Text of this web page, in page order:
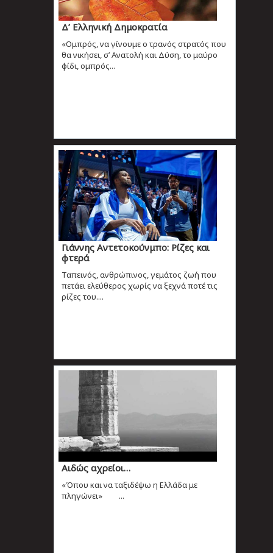
Δ’ Ελληνική Δημοκρατία
«Ομπρός, να γίνουμε ο τρανός στρατός που
θα νικήσει, σ’ Ανατολή και Δύση, το μαύρο
φίδι, ομπρός...
Γιάννης Αντετοκούνμπο: Ρίζες και
φτερά
Ταπεινός, ανθρώπινος, γεμάτος ζωή που
πετάει ελεύθερος χωρίς να ξεχνά ποτέ τις
ρίζες του....
Αιδώς αχρείοι…
«Όπου και να ταξιδέψω η Ελλάδα με
πληγώνει» ...